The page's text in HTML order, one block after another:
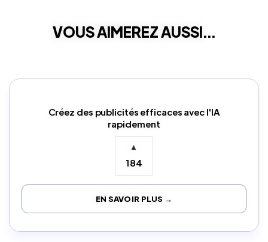
VOUS AIMEREZ AUSSI...
Créez des publicités efficaces avec l'IA
rapidement
▲
184
EN SAVOIR PLUS →